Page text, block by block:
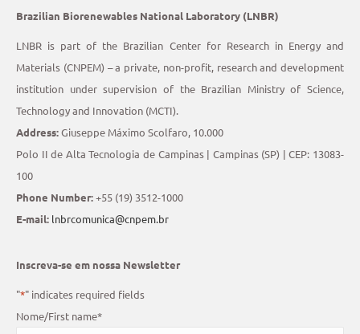
Brazilian Biorenewables National Laboratory (LNBR)
LNBR is part of the Brazilian Center for Research in Energy and
Materials (CNPEM) – a private, non-profit, research and development
institution under supervision of the Brazilian Ministry of Science,
Technology and Innovation (MCTI).
Address:Giuseppe Máximo Scolfaro, 10.000
Polo II de Alta Tecnologia de Campinas | Campinas (SP) | CEP: 13083-
100
Phone Number:+55 (19) 3512-1000
E-mail: lnbrcomunica@cnpem.br
Inscreva-se em nossa Newsletter
"*" indicates required fields
Nome/First name*